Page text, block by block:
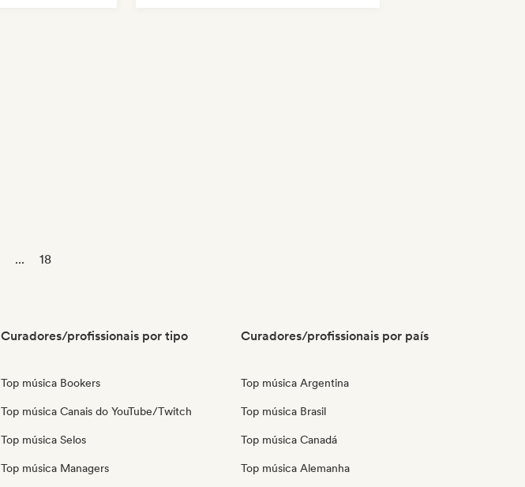
... 18
Curadores/profissionais por tipo
Top música Bookers
Top música Canais do YouTube/Twitch
Top música Selos
Top música Managers
Curadores/profissionais por país
Top música Argentina
Top música Brasil
Top música Canadá
Top música Alemanha